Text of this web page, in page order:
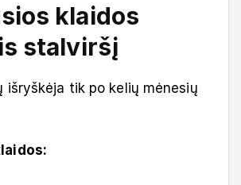
klaidos
stalviršį
išryškėja tik po kelių mėnesių